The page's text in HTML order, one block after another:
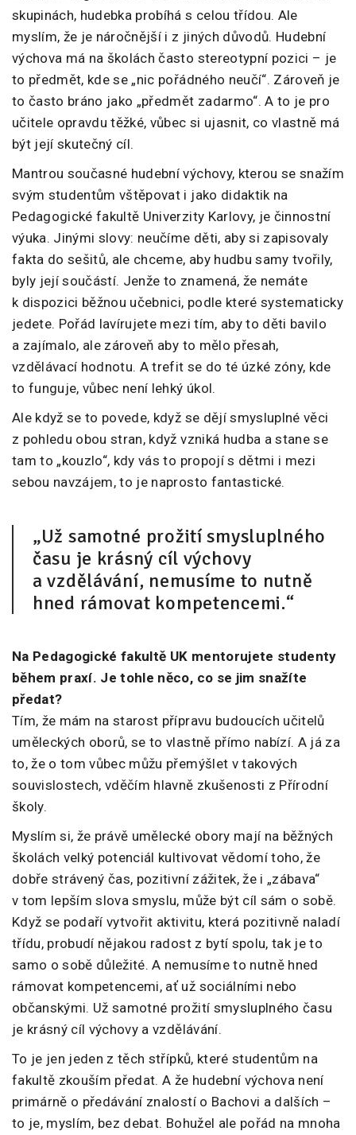
skupinách, hudebka probíhá s celou třídou. Ale
myslím, že je náročnější i z jiných důvodů. Hudební
výchova má na školách často stereotypní pozici – je
to předmět, kde se „nic pořádného neučí“. Zároveň je
to často bráno jako „předmět zadarmo“. A to je pro
učitele opravdu těžké, vůbec si ujasnit, co vlastně má
být její skutečný cíl.
Mantrou současné hudební výchovy, kterou se snažím
svým studentům vštěpovat i jako didaktik na
Pedagogické fakultě Univerzity Karlovy, je činnostní
výuka. Jinými slovy: neučíme děti, aby si zapisovaly
fakta do sešitů, ale chceme, aby hudbu samy tvořily,
byly její součástí. Jenže to znamená, že nemáte
k dispozici běžnou učebnici, podle které systematicky
jedete. Pořád lavírujete mezi tím, aby to děti bavilo
a zajímalo, ale zároveň aby to mělo přesah,
vzdělávací hodnotu. A trefit se do té úzké zóny, kde
to funguje, vůbec není lehký úkol.
Ale když se to povede, když se dějí smysluplné věci
z pohledu obou stran, když vzniká hudba a stane se
tam to „kouzlo“, kdy vás to propojí s dětmi i mezi
sebou navzájem, to je naprosto fantastické.
„Už samotné prožití smysluplného
času je krásný cíl výchovy
a vzdělávání, nemusíme to nutně
hned rámovat kompetencemi.“
Na Pedagogické fakultě UK mentorujete studenty
během praxí. Je tohle něco, co se jim snažíte
předat?
Tím, že mám na starost přípravu budoucích učitelů
uměleckých oborů, se to vlastně přímo nabízí. A já za
to, že o tom vůbec můžu přemýšlet v takových
souvislostech, vděčím hlavně zkušenosti z Přírodní
školy.
Myslím si, že právě umělecké obory mají na běžných
školách velký potenciál kultivovat vědomí toho, že
dobře strávený čas, pozitivní zážitek, že i „zábava“
v tom lepším slova smyslu, může být cíl sám o sobě.
Když se podaří vytvořit aktivitu, která pozitivně naladí
třídu, probudí nějakou radost z bytí spolu, tak je to
samo o sobě důležité. A nemusíme to nutně hned
rámovat kompetencemi, ať už sociálními nebo
občanskými. Už samotné prožití smysluplného času
je krásný cíl výchovy a vzdělávání.
To je jen jeden z těch střípků, které studentům na
fakultě zkouším předat. A že hudební výchova není
primárně o předávání znalostí o Bachovi a dalších –
to je, myslím, bez debat. Bohužel ale pořád na mnoha